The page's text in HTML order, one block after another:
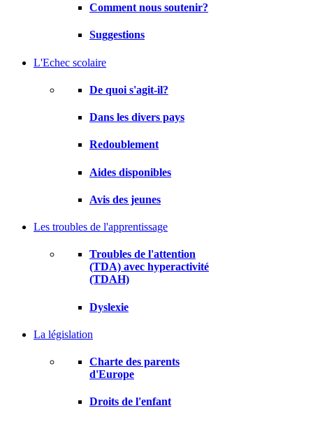
Comment nous soutenir?
Suggestions
L'Echec scolaire
De quoi s'agit-il?
Dans les divers pays
Redoublement
Aides disponibles
Avis des jeunes
Les troubles de l'apprentissage
Troubles de l'attention
(TDA) avec hyperactivité
(TDAH)
Dyslexie
La législation
Charte des parents
d'Europe
Droits de l'enfant